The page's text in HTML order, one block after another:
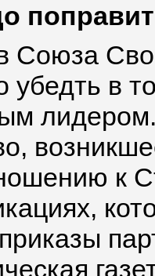
Союза
убедть в
к